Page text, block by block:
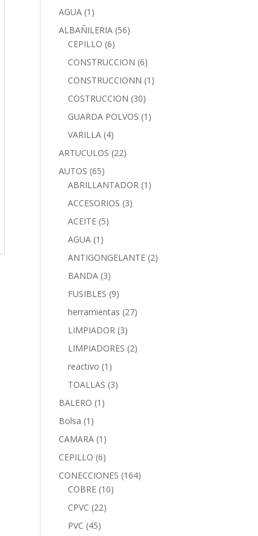
AGUA (1)
ALBAÑILERIA (56)
CEPILLO (6)
CONSTRUCCION (6)
CONSTRUCCIONN (1)
COSTRUCCION (30)
GUARDA POLVOS (1)
VARILLA (4)
ARTUCULOS (22)
AUTOS (65)
ABRILLANTADOR (1)
ACCESORIOS (3)
ACEITE (5)
AGUA (1)
ANTIGONGELANTE (2)
BANDA (3)
FUSIBLES (9)
herramientas (27)
LIMPIADOR (3)
LIMPIADORES (2)
reactivo (1)
TOALLAS (3)
BALERO (1)
Bolsa (1)
CAMARA (1)
CEPILLO (6)
CONECCIONES (164)
COBRE (10)
CPVC (22)
PVC (45)